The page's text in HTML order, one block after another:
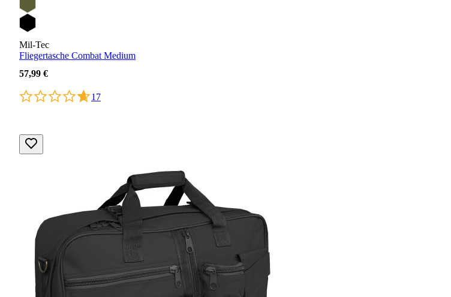
Mil-Tec
Fliegertasche Combat Medium
57,99 €
17